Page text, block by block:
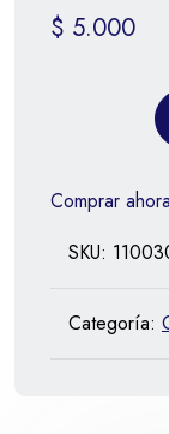
$ 5.000
Comprar ahora
SKU:
Categoría: